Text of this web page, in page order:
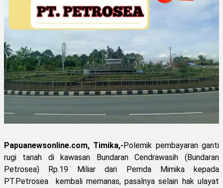
Papuanewsonline.com, Timika,-Polemik pembayaran ganti
rugi tanah di kawasan Bundaran Cendrawasih (Bundaran
Petrosea) Rp.19 Miliar dari Pemda Mimika kepada
PT.Petrosea kembali memanas, pasalnya selain hak ulayat